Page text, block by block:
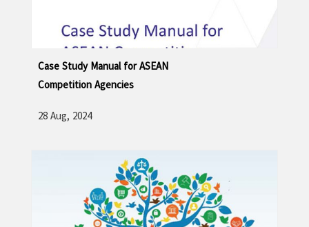
Case Study Manual for ASEAN
Competition Agencies
28 Aug, 2024
ဆက်လက်ဖတ်ရှု့ရန်